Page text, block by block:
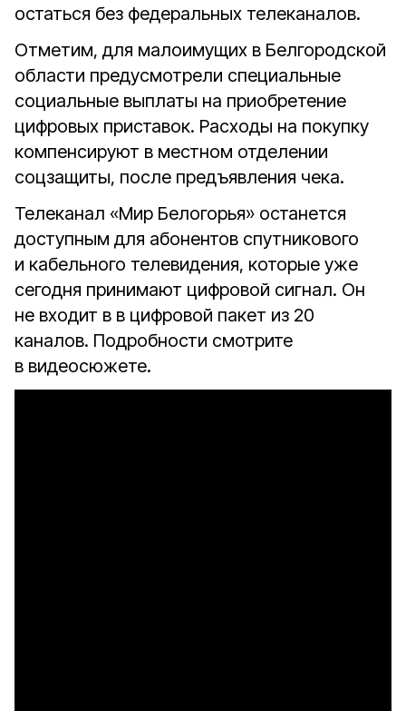
остаться без федеральных телеканалов.
Отметим, для малоимущих в Белгородской
области предусмотрели специальные
социальные выплаты на приобретение
цифровых приставок. Расходы на покупку
компенсируют в местном отделении
соцзащиты, после предъявления чека.
Телеканал «Мир Белогорья» останется
доступным для абонентов спутникового
и кабельного телевидения, которые уже
сегодня принимают цифровой сигнал. Он
не входит в в цифровой пакет из 20
каналов. Подробности смотрите
в видеосюжете.